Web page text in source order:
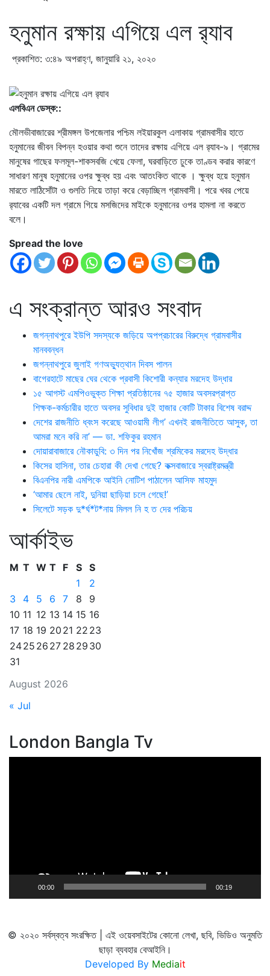
হনুমান রক্ষায় এগিয়ে এল র‍্যাব
প্রকাশিত: ৩:৪৯ অপরাহ্ণ, জানুয়ারি ২১, ২০২০
এলবিএন ডেস্ক::
মৌলভীবাজারের শ্রীমঙ্গল উপজেলার পশ্চিম লইয়ারকুল এলাকায় গ্রামবাসীর হাতে
হনুমানের জীবন বিপন্ন হওয়ার কথা শুনে তাদের রক্ষায় এগিয়ে এল র‍্যাব-৯। গ্রামের
মানুষের গাছের ফলমূল-শাকসবজি খেয়ে ফেলা, ঘরবাড়িতে ঢুকে তাণ্ডব করার কারণে
সাধারণ মানুষ হনুমানের ওপর ক্ষুব্ধ হয় এবং আতংকিত থাকে । ক্ষুব্ধ হয়ে হনুমান
মারতে লাঠিসোঁটা ও গুলতি নিয়ে তাড়া করে বেড়াচ্ছিল গ্রামবাসী। পরে খবর পেয়ে
র‍্যাবের একটি দল গ্রামে গিয়ে মসজিদের মাইকে হনুমানের ওপর হামলা না করতে
বলে।
Spread the love
এ সংক্রান্ত আরও সংবাদ
জগন্নাথপুরে ইউপি সদস্যকে জড়িয়ে অপপ্রচারের বিরুদ্ধে গ্রামবাসীর
মানববন্ধন
জগন্নাথপুরে জুলাই গণঅভ্যুত্থান দিবস পালন
বাগেরহাটে মাছের ঘের থেকে প্রবাসী কিশোরী কন্যার মরদেহ উদ্ধার
১৫ আগস্ট এমপিওভুক্ত শিক্ষা প্রতিষ্ঠানের ৭৫ হাজার অবসরপ্রাপ্ত
শিক্ষক-কর্মচারীর হাতে অবসর সুবিধার দুই হাজার কোটি টাকার বিশেষ বরাদ্দ
দেশের রাজনীতি ধ্বংস করেছে আওয়ামী লীগ’ এখনই রাজনীতিতে আসুক, তা
আমরা মনে করি না’ — ডা. শফিকুর রহমান
দোয়ারাবাজারে নৌকাডুবি: ৩ দিন পর নিখোঁজ শ্রমিকের মরদেহ উদ্ধার
কিসের হাসিনা, তার চেহারা কী দেখা গেছে? কক্সবাজারে স্বরাষ্ট্রমন্ত্রী
বিএনপির নারী এমপিকে আইনি নোটিশ পাঠালেন আসিফ মাহমুদ
‘আমার ছেলে নাই, দুনিয়া ছাড়িয়া চলে গেছে!’
সিলেটে সড়ক দু*র্ঘ*ট*নায় মিলল নি হ ত দের পরিচয়
আর্কাইভ
August 2026
M T W T F S S
1
2
3
4 5 6 7 8
9
10 11 12 13 14 15 16
17 18 19 20 21 22 23
2425 26 27 28 29 30
31
« Jul
London Bangla Tv
00:00 00:19
© ২০২০ সর্বস্বত্ব সংরক্ষিত | এই ওয়েবসাইটের কোনো লেখা, ছবি, ভিডিও অনুমতি
ছাড়া ব্যবহার বেআইনি।
Developed By Mediait